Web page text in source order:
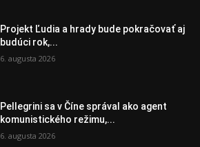
Projekt Ľudia a hrady bude pokračovať aj
budúci rok,...
6. augusta 2026
Pellegrini sa v Číne správal ako agent
komunistického režimu,...
6. augusta 2026